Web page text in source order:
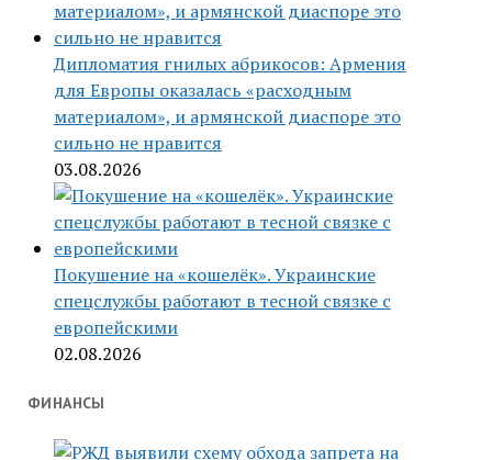
Дипломатия гнилых абрикосов: Армения
для Европы оказалась «расходным
материалом», и армянской диаспоре это
сильно не нравится
03.08.2026
Покушение на «кошелёк». Украинские
спецслужбы работают в тесной связке с
европейскими
02.08.2026
ФИНАНСЫ